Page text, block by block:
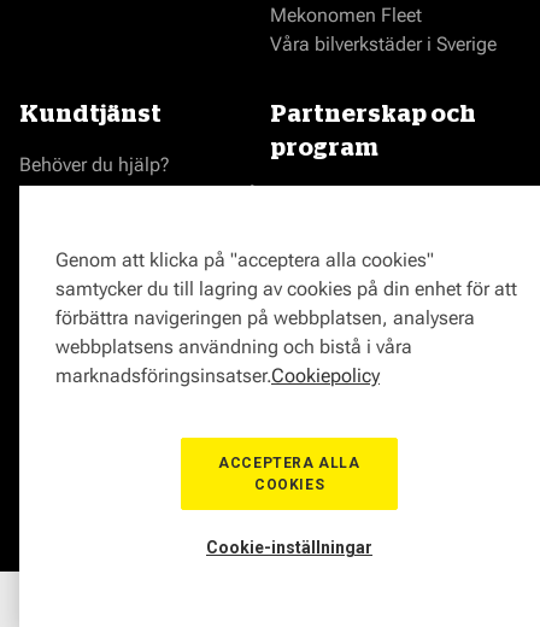
Mekonomen Fleet
Våra bilverkstäder i Sverige
Kundtjänst
Behöver du hjälp?
Reklamationer och klagomål
Frågor om verkstäder?
Partnerskap och
program
Prisgaranti
Vägassistans
ProMeister
Onlinemagasin
0771-72 00 00
© Mekonomen Sverige 2026
Om Cookies
Genom att klicka på "acceptera alla cookies"
samtycker du till lagring av cookies på din enhet för att
förbättra navigeringen på webbplatsen, analysera
webbplatsens användning och bistå i våra
marknadsföringsinsatser.Cookiepolicy
ACCEPTERA ALLA
COOKIES
Cookie-inställningar